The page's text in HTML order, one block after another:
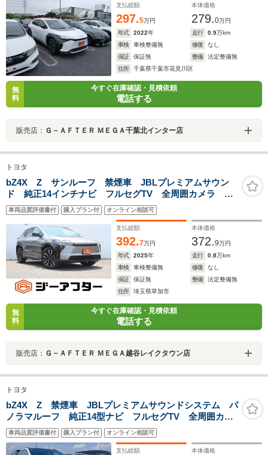
支払総額
297.5万円
本体価格
279.0万円
年式
2022年 走行 0.9万km
車検
車検整備無 修復
なし
保証
保証無 整備
法定整備無
住所
千葉県千葉市花見川区
無
料
今すぐ在庫確認・見積依頼
電話する
販売店： Ｇ－ＡＦＴＥＲ ＭＥＧＡ千葉北インター店
トヨタ
bZ4X Z サンルーフ 禁煙車 JBLプレミアムサウン
ド 純正14インチナビ フルセグTV 全周囲カメラ 電
動リアゲート 黒革シート シートエアコン デジタル
インナーミラー レーダークルーズコントロール
車両品質評価書付 購入プラン付 オンライン相談可
支払総額
392.7万円
本体価格
372.9万円
年式
2025年 走行 0.8万km
車検
車検整備無 修復
なし
保証
保証無 整備
法定整備無
住所
埼玉県草加市
無
料
今すぐ在庫確認・見積依頼
電話する
販売店： Ｇ－ＡＦＴＥＲ ＭＥＧＡ越谷レイクタウン店
トヨタ
bZ4X Z 禁煙車 JBLプレミアムサウンドシステム パ
ノラマルーフ 純正14型ナビ フルセグTV 全周囲カメ
ラ レーダークルーズコントロール 黒革シート パワ
ーシート シートヒーター 電動リアゲート
車両品質評価書付 購入プラン付 オンライン相談可
支払総額 本体価格